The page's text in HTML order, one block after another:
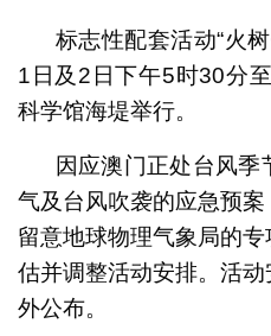
标志性配套活动“火
1日及2日下午5时30分
科学馆海堤举行。
因应澳门正处台风
气及台风吹袭的应急预
留意地球物理气象局的
估并调整活动安排。活
外公布。